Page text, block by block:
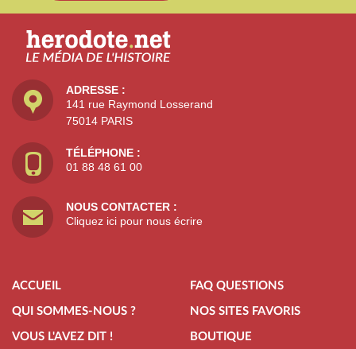
ADRESSE :
141 rue Raymond Losserand
75014 PARIS
TÉLÉPHONE :
01 88 48 61 00
NOUS CONTACTER :
Cliquez ici pour nous écrire
ACCUEIL
QUI SOMMES-NOUS ?
VOUS L'AVEZ DIT !
FAQ QUESTIONS
NOS SITES FAVORIS
BOUTIQUE